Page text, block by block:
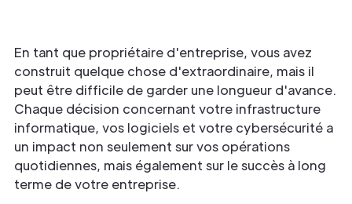
En tant que propriétaire d'entreprise, vous avez
construit quelque chose d'extraordinaire, mais il
peut être difficile de garder une longueur d'avance.
Chaque décision concernant votre infrastructure
informatique, vos logiciels et votre cybersécurité a
un impact non seulement sur vos opérations
quotidiennes, mais également sur le succès à long
terme de votre entreprise.